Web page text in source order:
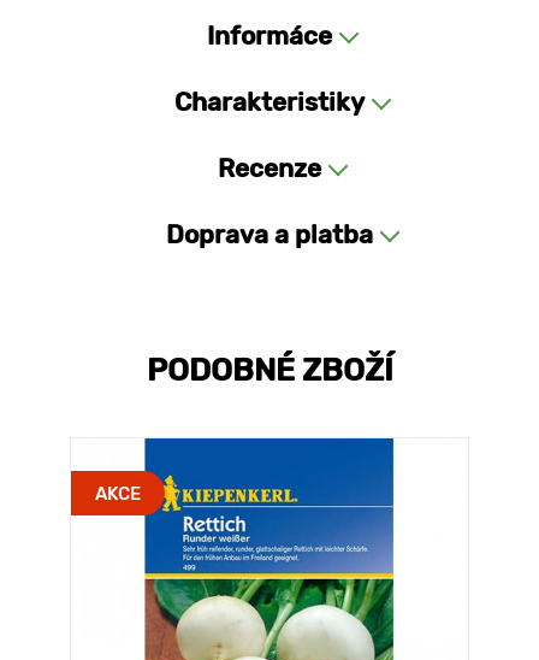
Informáce
Charakteristiky
Recenze
Doprava a platba
PODOBNÉ ZBOŽÍ
AKCE